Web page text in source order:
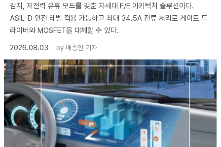
감지, 저전력 유휴 모드를 갖춘 차세대 E/E 아키텍처 솔루션이다.
ASIL-D 안전 레벨 적용 가능하고 최대 34.5A 전류 처리로 게이트 드
라이버와 MOSFET을 대체할 수 있다.
2026.08.03
by 배종인 기자